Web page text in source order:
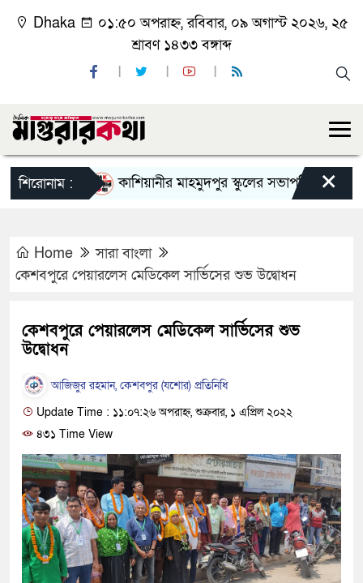
Dhaka
০১:৫০ অপরাহ্ন, রবিবার, ০৯ অগাস্ট ২০২৬, ২৫
শ্রাবণ ১৪৩৩ বঙ্গাব্দ
শিরোনাম : কাশিয়ানীর মাহমুদপুর স্কুলের সভাপতি হলেন গোবিন্দ
×
Home
সারা বাংলা
কেশবপুরে পেয়ারলেস মেডিকেল সার্ভিসের শুভ উদ্বোধন
কেশবপুরে পেয়ারলেস মেডিকেল সার্ভিসের শুভ
উদ্বোধন
আজিজুর রহমান, কেশবপুর (যশোর) প্রতিনিধি
Update Time : ১১:০৭:২৬ অপরাহ্ন, শুক্রবার, ১ এপ্রিল ২০২২
৪৩১ Time View